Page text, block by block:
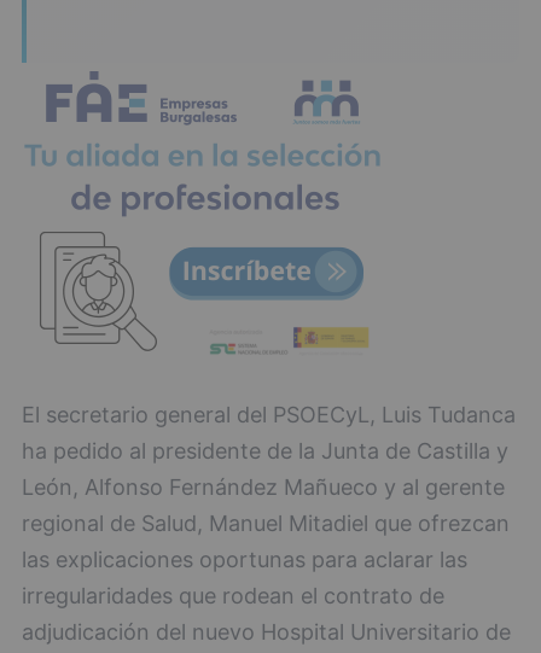
El secretario general del PSOECyL, Luis Tudanca
ha pedido al presidente de la Junta de Castilla y
León, Alfonso Fernández Mañueco y al gerente
regional de Salud, Manuel Mitadiel que ofrezcan
las explicaciones oportunas para aclarar las
irregularidades que rodean el contrato de
adjudicación del nuevo Hospital Universitario de